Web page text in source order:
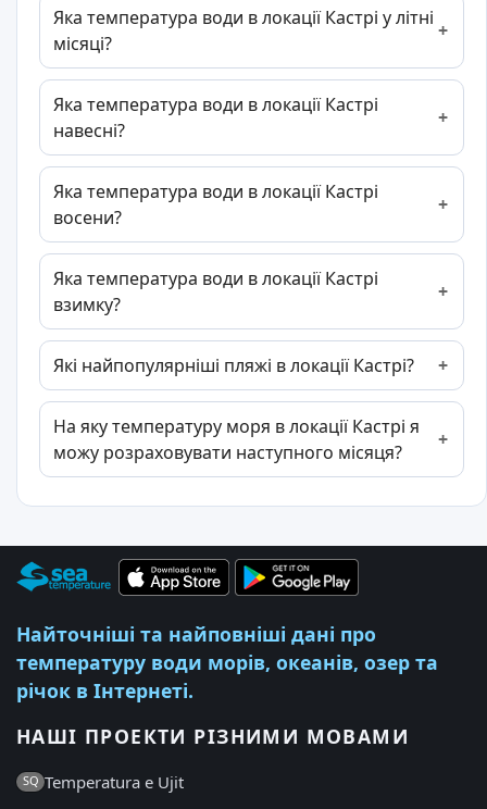
Яка температура води в локації Кастрі у літні
місяці?
Яка температура води в локації Кастрі
навесні?
Яка температура води в локації Кастрі
восени?
Яка температура води в локації Кастрі
взимку?
Які найпопулярніші пляжі в локації Кастрі?
На яку температуру моря в локації Кастрі я
можу розраховувати наступного місяця?
Найточніші та найповніші дані про
температуру води морів, океанів, озер та
річок в Інтернеті.
НАШІ ПРОЕКТИ РІЗНИМИ МОВАМИ
SQ Temperatura e Ujit